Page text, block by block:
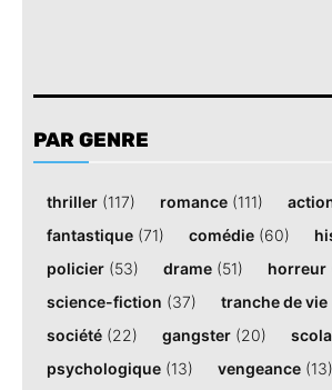
PAR GENRE
thriller (117) romance (111)
fantastique (71) comédie (60)
policier (53) drame (51) horreur
science-fiction (37) tranche de vie
société (22) gangster (20)
psychologique (13) vengeance (13)